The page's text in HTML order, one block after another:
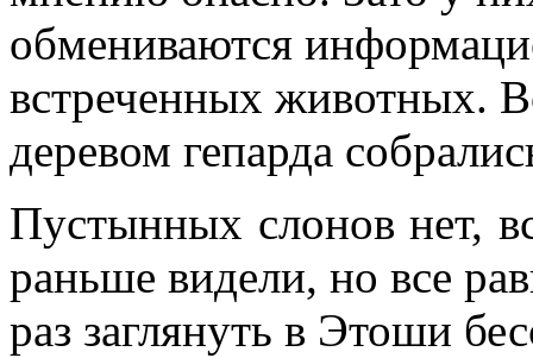
обмениваются
встреченных животных.
деревом гепарда
Пустынных слонов нет,
раньше видели, но все
раз заглянуть в Этоши